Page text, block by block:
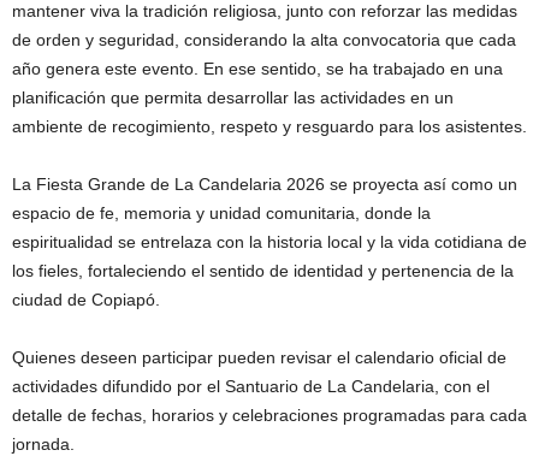
mantener viva la tradición religiosa, junto con reforzar las medidas
de orden y seguridad, considerando la alta convocatoria que cada
año genera este evento. En ese sentido, se ha trabajado en una
planificación que permita desarrollar las actividades en un
ambiente de recogimiento, respeto y resguardo para los asistentes.
La Fiesta Grande de La Candelaria 2026 se proyecta así como un
espacio de fe, memoria y unidad comunitaria, donde la
espiritualidad se entrelaza con la historia local y la vida cotidiana de
los fieles, fortaleciendo el sentido de identidad y pertenencia de la
ciudad de Copiapó.
Quienes deseen participar pueden revisar el calendario oficial de
actividades difundido por el Santuario de La Candelaria, con el
detalle de fechas, horarios y celebraciones programadas para cada
jornada.